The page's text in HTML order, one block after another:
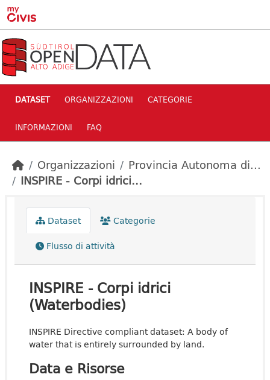
Skip to main content
DATASET ORGANIZZAZIONI CATEGORIE
INFORMAZIONI FAQ
Organizzazioni
Provincia Autonoma di...
INSPIRE - Corpi idrici...
Dataset
Categorie
Flusso di attività
INSPIRE - Corpi idrici
(Waterbodies)
INSPIRE Directive compliant dataset: A body of
water that is entirely surrounded by land.
Data e Risorse